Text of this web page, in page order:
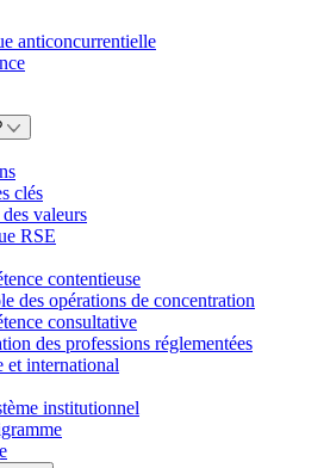
anticoncurrentielle
clés
valeurs
RSE
contentieuse
des opérations de concentration
consultative
des professions réglementées
et international
institutionnel